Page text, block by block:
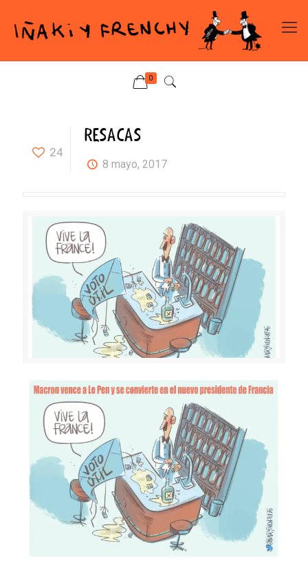
0
24
RESACAS
8 mayo, 2017